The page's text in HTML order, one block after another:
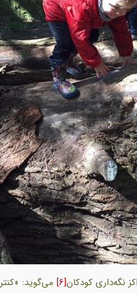
نگه‌داری کودکان[6]
می‌گوید: